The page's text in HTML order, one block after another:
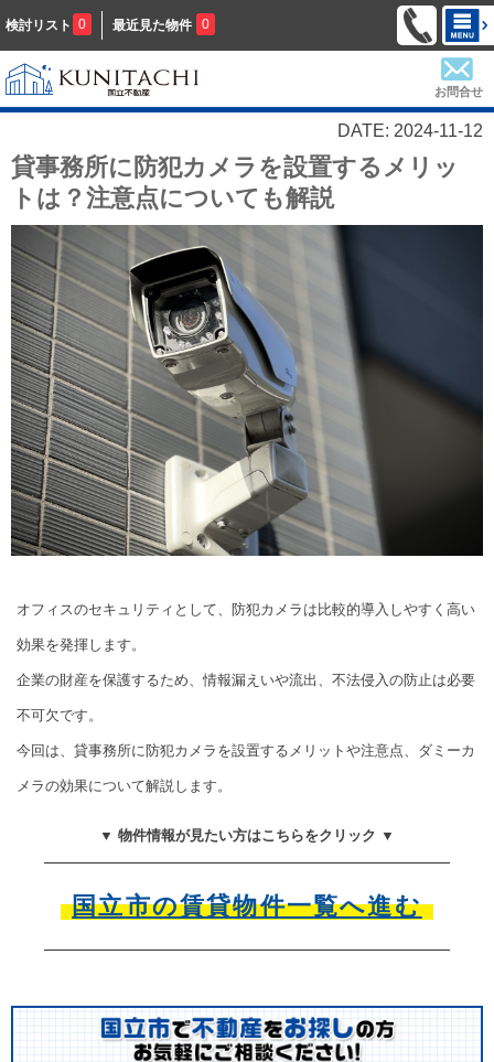
検討リスト 0 最近見た物件 0
お問合せ
DATE: 2024-11-12
貸事務所に防犯カメラを設置するメリッ
トは？注意点についても解説
オフィスのセキュリティとして、防犯カメラは比較的導入しやすく高い
効果を発揮します。
企業の財産を保護するため、情報漏えいや流出、不法侵入の防止は必要
不可欠です。
今回は、貸事務所に防犯カメラを設置するメリットや注意点、ダミーカ
メラの効果について解説します。
▼ 物件情報が見たい方はこちらをクリック ▼
国立市の賃貸物件一覧へ進む